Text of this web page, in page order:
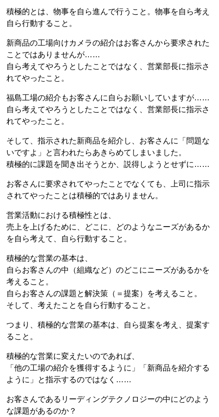
積極的とは、物事を自ら進んで行うこと。物事を自ら考え
自ら行動すること。
新商品の工場向けカメラの紹介はお客さんから要求された
ことではありませんが……
自ら考えてやろうとしたことではなく、営業部長に指示さ
れてやったこと。
福島工場の紹介もお客さんに自らお願いしていますが……
自ら考えてやろうとしたことではなく、営業部長に指示さ
れてやったこと。
そして、指示された新商品を紹介し、お客さんに「問題な
いですよ」と言われたらあきらめてしまいました。
積極的に課題を聞き出そうとか、説得しようとせずに……
お客さんに要求されてやったことでなくても、上司に指示
されてやったことは積極的ではありません。
営業活動における積極性とは、
売上を上げるために、どこに、どのようなニーズがあるか
を自ら考えて、自ら行動すること。
積極的な営業の基本は、
自らお客さんの中（組織など）のどこにニーズがあるかを
考えること。
自らお客さんの課題と解決策（＝提案）を考えること。
そして、考えたことを自ら行動すること。
つまり、積極的な営業の基本は、自ら提案を考え、提案す
ること。
積極的な営業に変えたいのであれば、
「他の工場の紹介を獲得するように」「新商品を紹介する
ように」と指示するのではなく……
お客さんであるリーディングテクノロジーの中にどのよう
な課題があるのか？